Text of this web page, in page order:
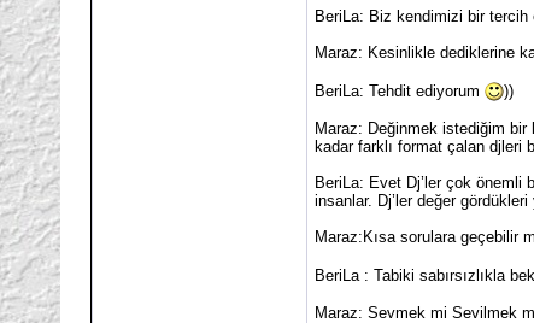
BeriLa: Biz kendimizi bir
Maraz: Kesinlikle dediklerine
BeriLa: Tehdit ediyorum ))
Maraz: Değinmek istediğim
kadar farklı format çalan djleri
BeriLa: Evet Dj’ler çok önemli
insanlar. Dj’ler değer
Maraz:Kısa sorulara geçebilir
BeriLa : Tabiki sabırsızlıkla
Maraz: Sevmek mi Sevilmek